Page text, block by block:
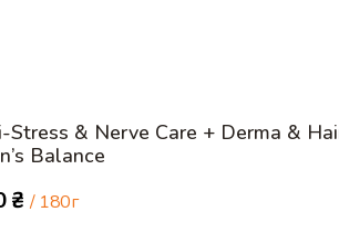
Stress & Nerve Care + Derma &
Balance
₴Поточна
/ 180г